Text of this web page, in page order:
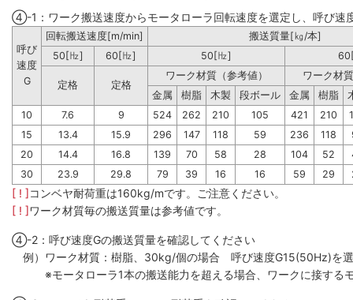
④-1：ワーク搬送速度からモータローラ回転速度を選定し、呼び速
呼び
速度
G
回転搬送速度[m/min]
搬送質量[㎏/本]
50[㎐]
60[㎐] 50[㎐]
定格 定格
ワーク材質（参考値）
ワーク材
金属
樹脂 木製 段ボール 金属 樹脂
10
7.6 9 524 262 210 105 421 210
15
13.4 15.9 296 147 118 59 236 118
20
14.4 16.8 139 70 58 28 104 52
30
23.9 29.8 79 39 16 16 59 29
[ ! ]コンベヤ耐荷重は160kg/mです。ご注意ください。
[ ! ]ワーク材質毎の搬送質量は参考値です。
④-2：呼び速度Gの搬送質量を確認してください
例）ワーク材質：樹脂、30kg/個の場合 呼び速度G15(50Hz)を
※モータローラ1本の搬送能力を超える場合、ワークに接するモ